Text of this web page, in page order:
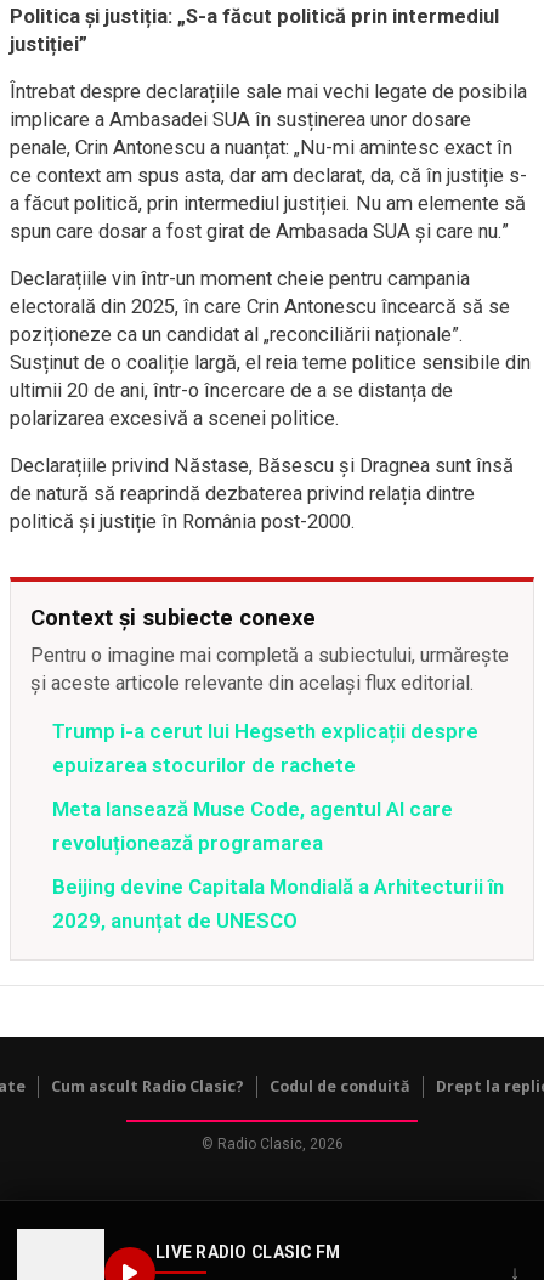
LIVE RADIO CLASIC FM
↓
Politica și justiția: „S-a făcut politică prin intermediul
justiției”
Întrebat despre declarațiile sale mai vechi legate de posibila
implicare a Ambasadei SUA în susținerea unor dosare
penale, Crin Antonescu a nuanțat: „Nu-mi amintesc exact în
ce context am spus asta, dar am declarat, da, că în justiție s-
a făcut politică, prin intermediul justiției. Nu am elemente să
spun care dosar a fost girat de Ambasada SUA și care nu.”
Declarațiile vin într-un moment cheie pentru campania
electorală din 2025, în care Crin Antonescu încearcă să se
poziționeze ca un candidat al „reconciliării naționale”.
Susținut de o coaliție largă, el reia teme politice sensibile din
ultimii 20 de ani, într-o încercare de a se distanța de
polarizarea excesivă a scenei politice.
Declarațiile privind Năstase, Băsescu și Dragnea sunt însă
de natură să reaprindă dezbaterea privind relația dintre
politică și justiție în România post-2000.
Context și subiecte conexe
Pentru o imagine mai completă a subiectului, urmărește
și aceste articole relevante din același flux editorial.
Trump i-a cerut lui Hegseth explicații despre
epuizarea stocurilor de rachete
Meta lansează Muse Code, agentul AI care
revoluționează programarea
Beijing devine Capitala Mondială a Arhitecturii în
2029, anunțat de UNESCO
Cum ascult Radio Clasic? Codul de conduită Drept la
© Radio Clasic, 2026